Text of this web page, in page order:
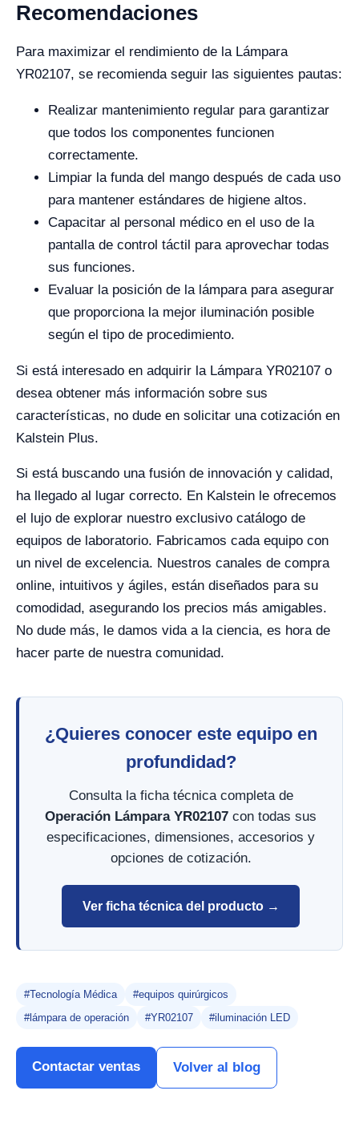
Recomendaciones
Para maximizar el rendimiento de la Lámpara
YR02107, se recomienda seguir las siguientes pautas:
Realizar mantenimiento regular para garantizar
que todos los componentes funcionen
correctamente.
Limpiar la funda del mango después de cada uso
para mantener estándares de higiene altos.
Capacitar al personal médico en el uso de la
pantalla de control táctil para aprovechar todas
sus funciones.
Evaluar la posición de la lámpara para asegurar
que proporciona la mejor iluminación posible
según el tipo de procedimiento.
Si está interesado en adquirir la Lámpara YR02107 o
desea obtener más información sobre sus
características, no dude en solicitar una cotización en
Kalstein Plus.
Si está buscando una fusión de innovación y calidad,
ha llegado al lugar correcto. En Kalstein le ofrecemos
el lujo de explorar nuestro exclusivo catálogo de
equipos de laboratorio. Fabricamos cada equipo con
un nivel de excelencia. Nuestros canales de compra
online, intuitivos y ágiles, están diseñados para su
comodidad, asegurando los precios más amigables.
No dude más, le damos vida a la ciencia, es hora de
hacer parte de nuestra comunidad.
¿Quieres conocer este equipo en
profundidad?
Consulta la ficha técnica completa de
Operación Lámpara YR02107 con todas sus
especificaciones, dimensiones, accesorios y
opciones de cotización.
Ver ficha técnica del producto →
#Tecnología Médica
#equipos quirúrgicos
#lámpara de operación
#YR02107 #iluminación LED
Contactar ventas Volver al blog